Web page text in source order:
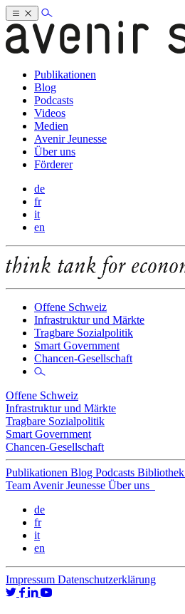
Publikationen
Blog
Podcasts
Videos
Medien
Avenir Jeunesse
Über uns
Förderer
de
fr
it
en
Offene Schweiz
Infrastruktur und Märkte
Tragbare Sozialpolitik
Smart Government
Chancen-Gesellschaft
Offene Schweiz
Infrastruktur und Märkte
Tragbare Sozialpolitik
Smart Government
Chancen-Gesellschaft
Publikationen Blog Podcasts Bibliothek
Team Avenir Jeunesse Über uns
de
fr
it
en
Impressum Datenschutzerklärung